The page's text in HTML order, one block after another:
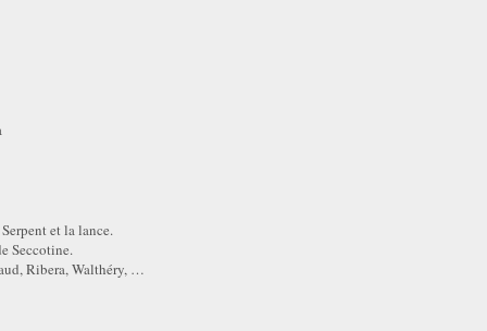
et la lance.
Seccotine.
Ribera, Walthéry, …